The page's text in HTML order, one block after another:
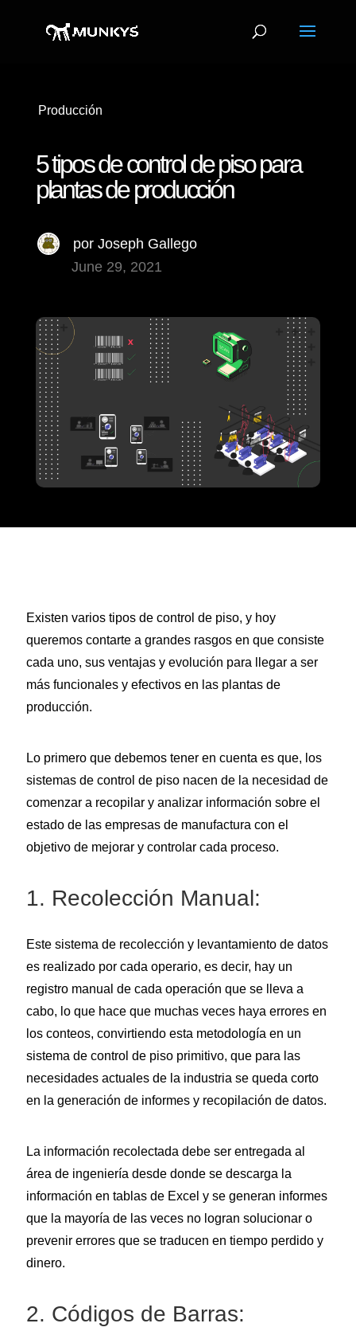
Producción
5 tipos de control de piso para
plantas de producción
por Joseph Gallego
June 29, 2021
Existen varios tipos de control de piso, y hoy
queremos contarte a grandes rasgos en que consiste
cada uno, sus ventajas y evolución para llegar a ser
más funcionales y efectivos en las plantas de
producción.
Lo primero que debemos tener en cuenta es que, los
sistemas de control de piso nacen de la necesidad de
comenzar a recopilar y analizar información sobre el
estado de las empresas de manufactura con el
objetivo de mejorar y controlar cada proceso.
1. Recolección Manual:
Este sistema de recolección y levantamiento de datos
es realizado por cada operario, es decir, hay un
registro manual de cada operación que se lleva a
cabo, lo que hace que muchas veces haya errores en
los conteos, convirtiendo esta metodología en un
sistema de control de piso primitivo, que para las
necesidades actuales de la industria se queda corto
en la generación de informes y recopilación de datos.
La información recolectada debe ser entregada al
área de ingeniería desde donde se descarga la
información en tablas de Excel y se generan informes
que la mayoría de las veces no logran solucionar o
prevenir errores que se traducen en tiempo perdido y
dinero.
2. Códigos de Barras: